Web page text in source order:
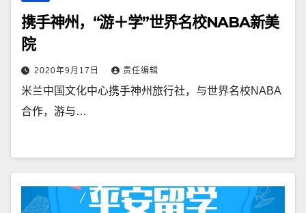
携手神州，“游＋学”世界名校NABA新美
院
2020年9月17日 责任编辑
米兰中国文化中心携手神州旅行社，与世界名校NABA
合作，游与…